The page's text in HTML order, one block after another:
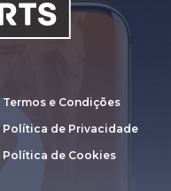
Termos e Condições
Política de Privacidade
Política de Cookies